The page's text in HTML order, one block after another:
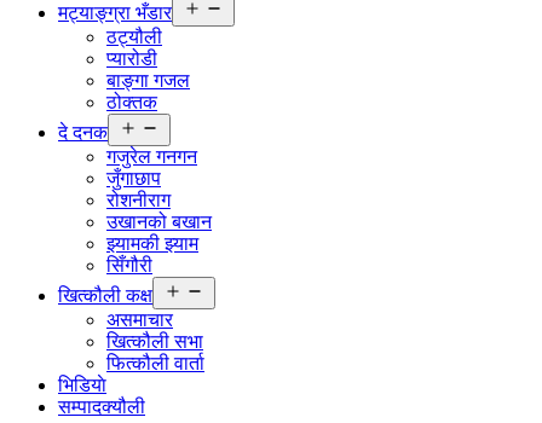
मट्याङ्ग्रा भँडार
menu
ठट्यौली
प्यारोडी
बाङ्गा गजल
ठोक्तक
दे दनक
menu
गजुरेल गनगन
जुँगाछाप
रोशनीराग
उखानको बखान
झ्यामकी झ्याम
सिँगौरी
खित्कौली कक्ष
menu
असमाचार
खित्कौली सभा
फित्कौली वार्ता
भिडियाे
सम्पादक्यौली